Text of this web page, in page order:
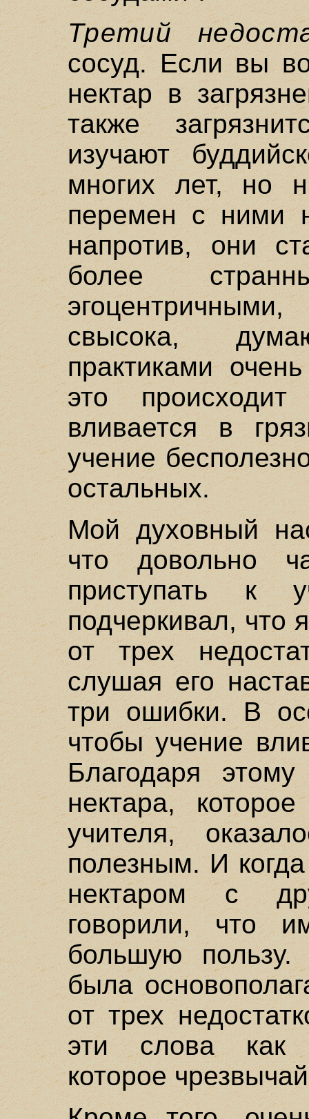
Третий
сосуд. Если вы
нектар в
также
изучают
многих лет, но
перемен с ними
напротив, они
более
свысока,
практиками
это
вливается в
учение
остальных.
Мой духовный
что довольно
приступать к
подчеркивал, что
от трех
слушая его
три ошибки. В
чтобы учение
Благодаря
нектара,
учителя,
полезным. И
нектаром с
говорили, что
большую пользу.
была
от трех
эти слова как
которое